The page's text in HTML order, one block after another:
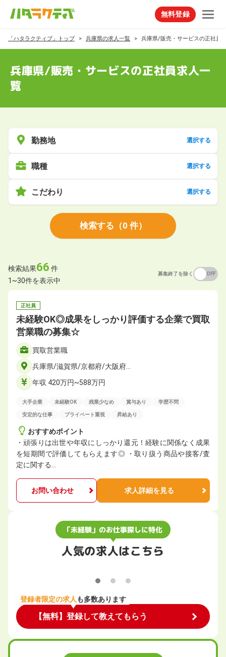
無料登録
「ハタラクティブ」トップ 兵庫県の求人一覧 兵庫県/販売・サービスの正社員
兵庫県/販売・サービスの正社員求人一
覧
勤務地 選択する
職種 選択する
こだわり 選択する
検索する （0 件）
検索結果66 件
1~30件を表示中
募集終了を除く OFF
正社員
未経験OK◎成果をしっかり評価する企業で買取
営業職の募集☆
買取営業職
兵庫県/滋賀県/京都府/大阪府…
年収 420万円~588万円
大手企業 未経験OK 残業少なめ 賞与あり 学歴不問
安定的な仕事 プライベート重視 昇給あり
おすすめポイント
・頑張りは出世や年収にしっかり還元！経験に関係なく成果
を短期間で評価してもらえます◎ ・取り扱う商品や接客/査
定に関する…
お問い合わせ 求人詳細を見る
「未経験」のお仕事探しに特化
人気の求人はこちら
登録者限定の求人も多数あります
【無料】登録して教えてもらう